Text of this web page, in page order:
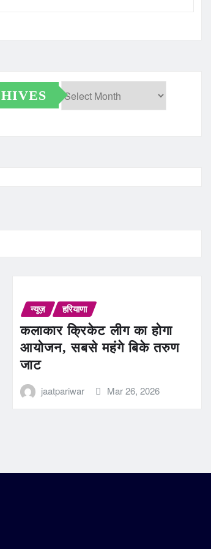
न्यूज़ हरियाणा
कलाकार क्रिकेट लीग का होगा
आयोजन, सबसे महंगे बिके तरुण
जाट
jaatpariwar Mar 26, 2026